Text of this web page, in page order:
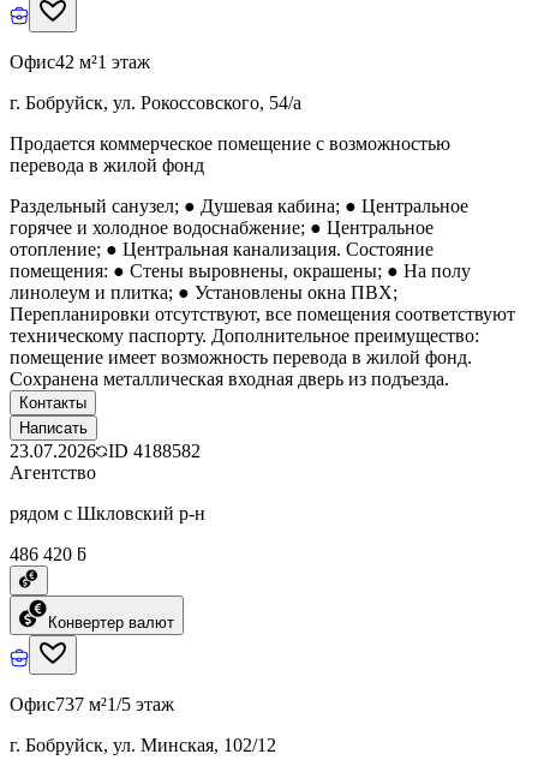
Офис42 м²1 этаж
г. Бобруйск, ул. Рокоссовского, 54/а
Продается коммерческое помещение с возможностью
перевода в жилой фонд
Раздельный санузел; ● Душевая кабина; ● Центральное
горячее и холодное водоснабжение; ● Центральное
отопление; ● Центральная канализация. Состояние
помещения: ● Стены выровнены, окрашены; ● На полу
линолеум и плитка; ● Установлены окна ПВХ;
Перепланировки отсутствуют, все помещения соответствуют
техническому паспорту. Дополнительное преимущество:
помещение имеет возможность перевода в жилой фонд.
Сохранена металлическая входная дверь из подъезда.
Контакты
Написать
23.07.2026 ID 4188582
Агентство
рядом с Шкловский р-н
486 420 ƃ
Конвертер валют
Офис737 м²1/5 этаж
г. Бобруйск, ул. Минская, 102/12